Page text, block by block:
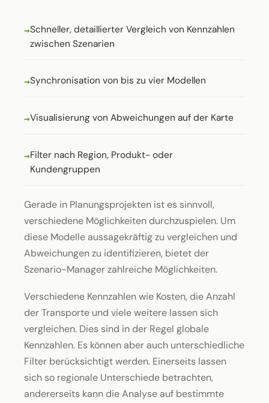
Schneller, detaillierter Vergleich von Kennzahlen
zwischen Szenarien
Synchronisation von bis zu vier Modellen
Visualisierung von Abweichungen auf der Karte
Filter nach Region, Produkt- oder
Kundengruppen
Gerade in Planungsprojekten ist es sinnvoll,
verschiedene Möglichkeiten durchzuspielen. Um
diese Modelle aussagekräftig zu vergleichen und
Abweichungen zu identifizieren, bietet der
Szenario-Manager zahlreiche Möglichkeiten.
Verschiedene Kennzahlen wie Kosten, die Anzahl
der Transporte und viele weitere lassen sich
vergleichen. Dies sind in der Regel globale
Kennzahlen. Es können aber auch unterschiedliche
Filter berücksichtigt werden. Einerseits lassen
sich so regionale Unterschiede betrachten,
andererseits kann die Analyse auf bestimmte